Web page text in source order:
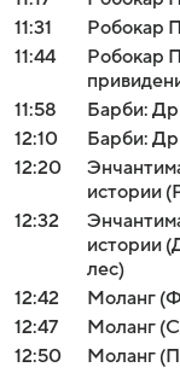
11:31
Робокар
11:44
Робокар
11:58
Барби:
12:10
Барби:
12:20
истории
12:32
истории
лес)
12:42
Моланг
12:47
Моланг
12:50
Моланг